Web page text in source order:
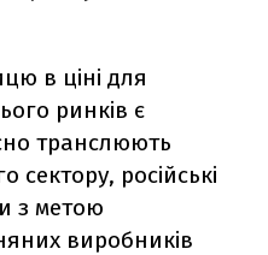
в ціні для
ринків є
транслюють
сектору, російські
з метою
виробників